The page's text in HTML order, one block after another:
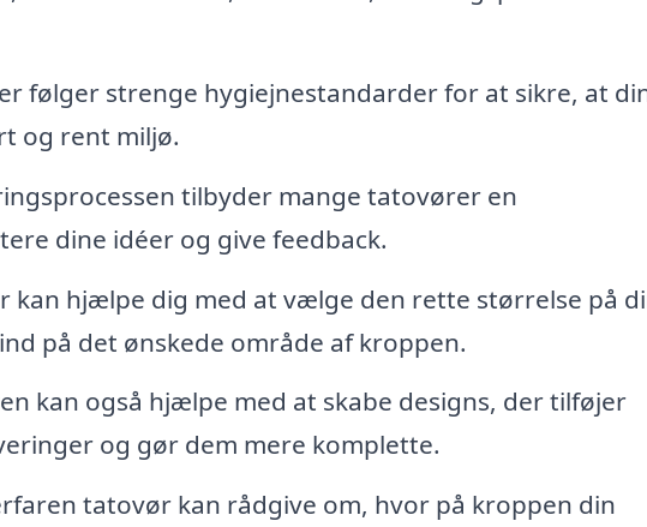
følger strenge hygiejnestandarder for at sikre, at
og rent miljø.
tilbyder mange tatovører en
dine idéer og give feedback.
kan hjælpe dig med at vælge den rette størrelse på
på det ønskede område af kroppen.
kan også hjælpe med at skabe designs, der tilføjer
og gør dem mere komplette.
tatovør kan rådgive om, hvor på kroppen din